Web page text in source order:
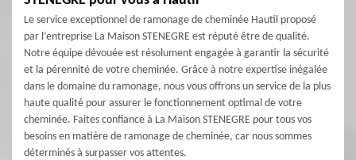
Le service exceptionnel de ramonage de cheminée Hautil proposé
par l’entreprise La Maison STENEGRE est réputé être de qualité.
Notre équipe dévouée est résolument engagée à garantir la sécurité
et la pérennité de votre cheminée. Grâce à notre expertise inégalée
dans le domaine du ramonage, nous vous offrons un service de la plus
haute qualité pour assurer le fonctionnement optimal de votre
cheminée. Faites confiance à La Maison STENEGRE pour tous vos
besoins en matière de ramonage de cheminée, car nous sommes
déterminés à surpasser vos attentes.